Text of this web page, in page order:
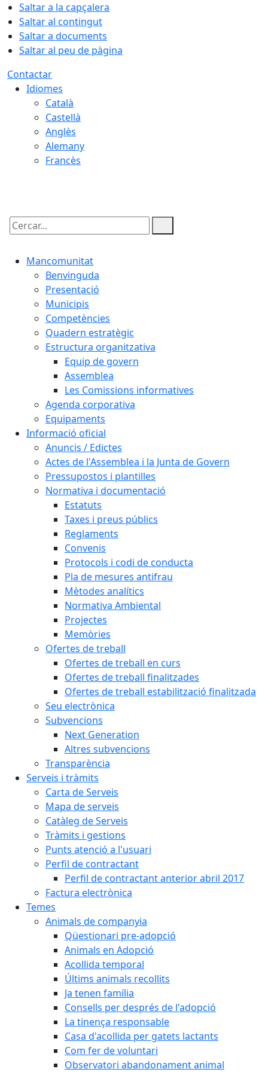
Saltar a la capçalera
Saltar al contingut
Saltar a documents
Saltar al peu de pàgina
Contactar
Idiomes
Català
Castellà
Anglès
Alemany
Francès
Cercar:
Mancomunitat
Benvinguda
Presentació
Municipis
Competències
Quadern estratègic
Estructura organitzativa
Equip de govern
Assemblea
Les Comissions informatives
Agenda corporativa
Equipaments
Informació oficial
Anuncis / Edictes
Actes de l'Assemblea i la Junta de Govern
Pressupostos i plantilles
Normativa i documentació
Estatuts
Taxes i preus públics
Reglaments
Convenis
Protocols i codi de conducta
Pla de mesures antifrau
Mètodes analítics
Normativa Ambiental
Projectes
Memòries
Ofertes de treball
Ofertes de treball en curs
Ofertes de treball finalitzades
Ofertes de treball estabilització finalitzada
Seu electrònica
Subvencions
Next Generation
Altres subvencions
Transparència
Serveis i tràmits
Carta de Serveis
Mapa de serveis
Catàleg de Serveis
Tràmits i gestions
Punts atenció a l'usuari
Perfil de contractant
Perfil de contractant anterior abril 2017
Factura electrònica
Temes
Animals de companyia
Qüestionari pre-adopció
Animals en Adopció
Acollida temporal
Últims animals recollits
Ja tenen família
Consells per després de l'adopció
La tinença responsable
Casa d'acollida per gatets lactants
Com fer de voluntari
Observatori abandonament animal